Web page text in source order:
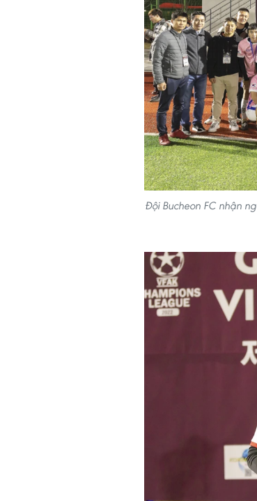
Đội Bucheon FC nhận